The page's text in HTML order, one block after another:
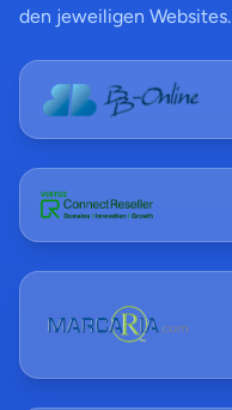
den jeweiligen Websites.